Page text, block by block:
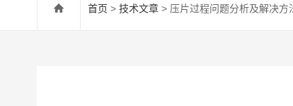
首页 > 技术文章 > 压片过程问题分析及解决方